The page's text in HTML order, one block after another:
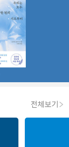
전체보기